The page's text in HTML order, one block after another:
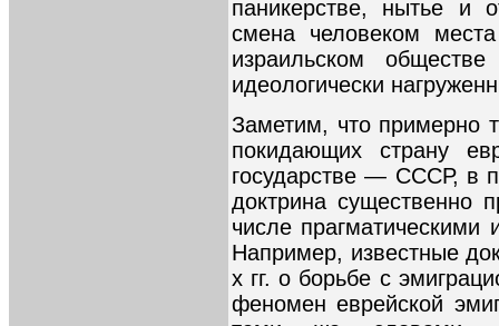
паникерстве, нытье и
смена человеком
израильском
идеологически
Заметим, что примерно
покидающих страну
государстве — СССР, в
доктрина существенно
числе
Например, известные
х гг. о борьбе с
феномен еврейской